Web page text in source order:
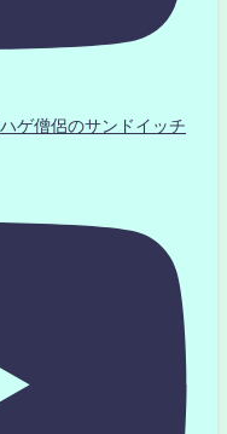
ゲ僧侶のサンドイッチ